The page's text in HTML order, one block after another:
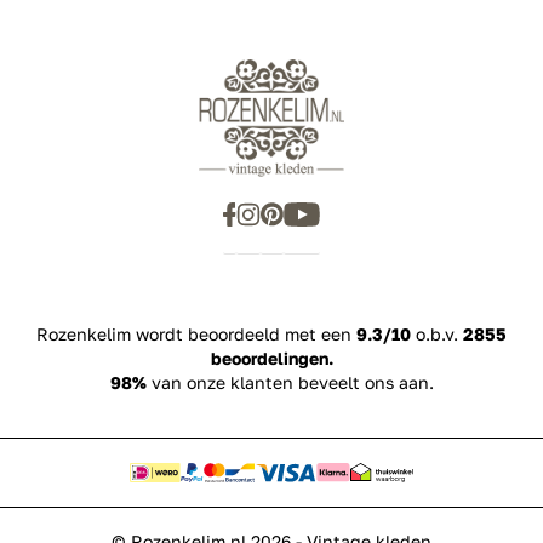
Rozenkelim wordt beoordeeld met een 9.3/10 o.b.v. 2855
beoordelingen.
98%van onze klanten beveelt ons aan.